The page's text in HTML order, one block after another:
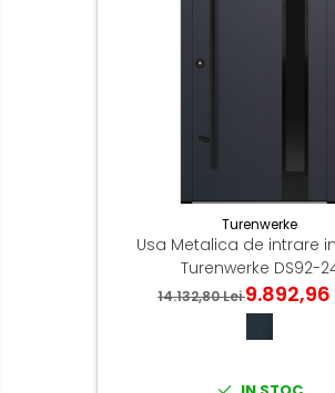
Turenwerke
Usa Metalica de intrare
Turenwerke DS92-
14.132,80 Lei9.892,96